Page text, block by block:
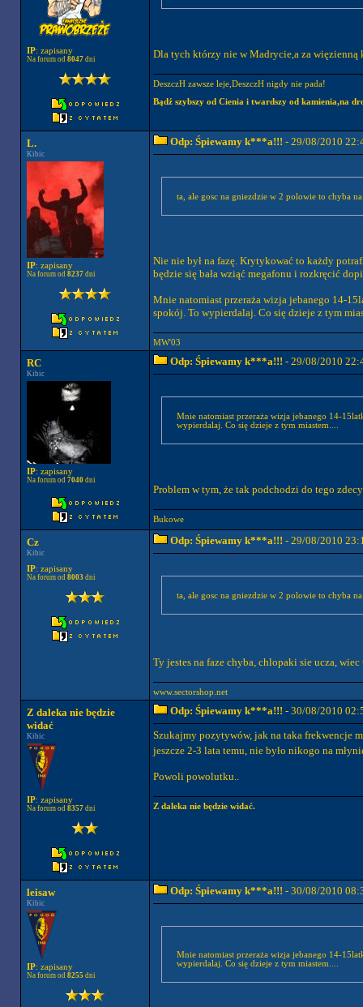
IP: zapisany
Na forum od 8047dni Dla tych którzy nie w Madrycie,a za więzienną
DeszczH zawsze leje,DeszczH nigdy nie pada!
Bądź szybszy od Cienia i twardszy od kamienia,na
L.
Kibic
IP: zapisany
Na forum od 8237dni
Odp: Śpiewamy k***a!!! - 29/08/2010
Nie nie był na fazę. Krytykować to każdy
będzie się bała wziąć megafonu i rozkręcić
Mnie natomiast przeraża wizja jebanego 14-
spokój. To wypierdalaj. Co się dzieje z tym
MW'03
RC
Kibic
IP: zapisany
Na forum od 7040dni
Odp: Śpiewamy k***a!!! - 29/08/2010
Mnie natomiast przeraża wizja jebanego 14-
wypierdalaj. Co się dzieje z tym miastem....
Problem w tym, że tak podchodzi do tego
Bukowe
Cz
Kibic
IP: zapisany
Na forum od 8003 dni
Odp: Śpiewamy k***a!!! - 29/08/2010
Ty jestes na faze chyba, chlopaki sie ucza,
www.sectorshop.net
Z daleka nie będzie
widać
Kibic
IP: zapisany
Na forum od 8357dni
Odp: Śpiewamy k***a!!! - 30/08/2010
Szukajmy pozytywów, jak na taka frekwencje
jeszcze 2-3 lata temu, nie było nikogo na
Powoli powolutku..
Z daleka nie będzie widać.
leisaw
Kibic
IP: zapisany
Na forum od 8255 dni
Odp: Śpiewamy k***a!!! - 30/08/2010
Mnie natomiast przeraża wizja jebanego 14-
wypierdalaj. Co się dzieje z tym miastem....